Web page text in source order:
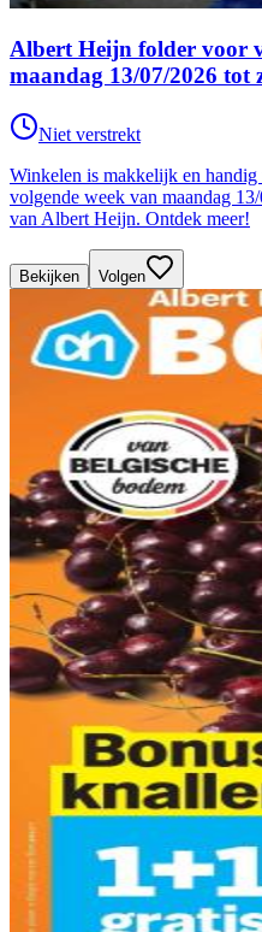
Albert Heijn folder voor
maandag 13/07/2026 tot
Niet verstrekt
Winkelen is makkelijk en
volgende week van maandag
van Albert Heijn. Ontdek meer!
Bekijken Volgen